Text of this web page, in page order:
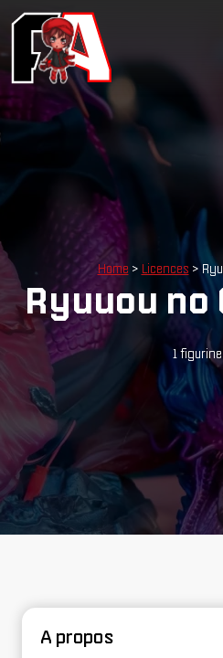
Home > Licences >
Ryuuou no
1
A propos
Cookies management panel